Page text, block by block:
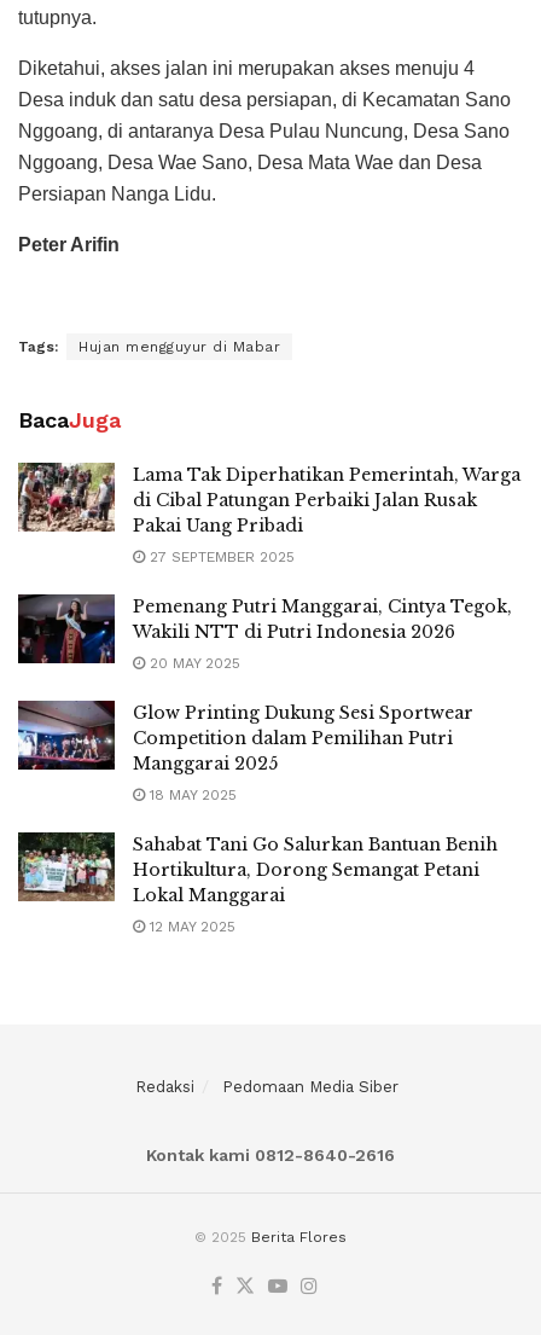
tutupnya.
Diketahui, akses jalan ini merupakan akses menuju 4
Desa induk dan satu desa persiapan, di Kecamatan Sano
Nggoang, di antaranya Desa Pulau Nuncung, Desa Sano
Nggoang, Desa Wae Sano, Desa Mata Wae dan Desa
Persiapan Nanga Lidu.
Peter Arifin
Tags: Hujan mengguyur di Mabar
BacaJuga
Lama Tak Diperhatikan Pemerintah, Warga
di Cibal Patungan Perbaiki Jalan Rusak
Pakai Uang Pribadi
27 SEPTEMBER 2025
Pemenang Putri Manggarai, Cintya Tegok,
Wakili NTT di Putri Indonesia 2026
20 MAY 2025
Glow Printing Dukung Sesi Sportwear
Competition dalam Pemilihan Putri
Manggarai 2025
18 MAY 2025
Sahabat Tani Go Salurkan Bantuan Benih
Hortikultura, Dorong Semangat Petani
Lokal Manggarai
12 MAY 2025
Redaksi Pedomaan Media Siber
Kontak kami 0812-8640-2616
© 2025 Berita Flores